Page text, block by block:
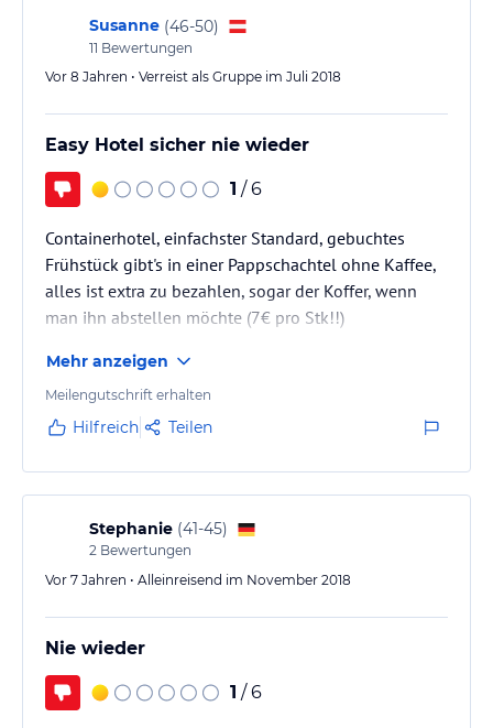
Susanne (46-50)
11 Bewertungen
Vor 8 Jahren • Verreist als Gruppe im Juli 2018
Easy Hotel sicher nie wieder
1 / 6
Containerhotel, einfachster Standard, gebuchtes
Frühstück gibt's in einer Pappschachtel ohne Kaffee,
alles ist extra zu bezahlen, sogar der Koffer, wenn
man ihn abstellen möchte (7€ pro Stk!!)
Mehr anzeigen
Meilengutschrift erhalten
Hilfreich Teilen
Stephanie (41-45)
2 Bewertungen
Vor 7 Jahren • Alleinreisend im November 2018
Nie wieder
1 / 6